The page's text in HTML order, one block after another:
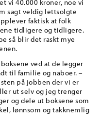
vi 40.000 kroner, noe vi
sagt veldig lettsolgte
faktisk at folk
tidligere og tidligere.
så blir det raskt mye
ved at de legger
til familie og naboer. –
på jobben der vi er
ut selv og jeg trenger
og dele ut boksene som
lønnsom og takknemlig